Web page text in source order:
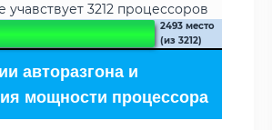
учавствует 3212 процессоров
2493 место
(из 3212)
авторазгона и
мощности процессора